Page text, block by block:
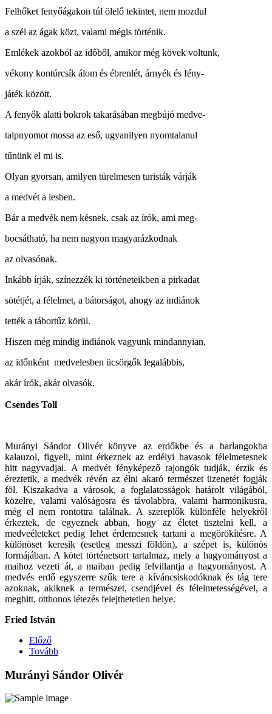
Felhőket fenyőágakon túl ölelő tekintet nem mozdul
a szél az ágak közt, valami mégis történik.
Emlékek azokból az időből, amikor még kövek voltunk,
vékony kontúrcsík álom és ébrenlét, árnyék és fény-
játék között.
A fenyők alatti bokrok takarásában megbújó medve-
talpnyomot mossa az eső, ugyanilyen nyomtalanul
tűnünk el mi is.
Olyan gyorsan, amilyen türelmesen turisták várják
a medvét a lesben.
Bár a medvék nem késnek, csak az írók, ami meg-
bocsátható, ha nem nagyon magyarázkodnak
az olvasónak.
Inkább írják, színezzék ki történeteikben a pirkadat
sötétjét, a félelmet, a bátorságot, ahogy az indiánok
tették a tábortűz körül.
Hiszen még mindig indiánok vagyunk mindannyian,
az időnként medvelesben ücsörgők legalábbis,
akár írók, akár olvasók.
Csendes Toll
Murányi Sándor Olivér könyve az erdőkbe és a barlangokba
kalauzol, figyeli, mint érkeznek az erdélyi havasok félelmetesnek
hitt nagyvadjai. A medvét fényképező rajongók tudják, érzik és
éreztetik, a medvék révén az élni akaró természet üzenetét fogják
föl. Kiszakadva a városok, a foglalatosságok határolt világából,
közelre, valami valóságosra és távolabbra, valami harmonikusra,
még el nem rontottra találnak. A szereplők különféle helyekről
érkeztek, de egyeznek abban, hogy az életet tisztelni kell, a
medveéleteket pedig lehet érdemesnek tartani a megörökítésre. A
különöset keresik (esetleg messzi földön), a szépet is, különös
formájában. A kötet történetsort tartalmaz, mely a hagyományost a
maihoz vezeti át, a maiban pedig felvillantja a hagyományost. A
medvés erdő egyszerre szűk tere a kíváncsiskodóknak és tág tere
azoknak, akiknek a természet, csendjével és félelmetességével, a
meghitt, otthonos létezés felejthetetlen helye.
Fried István
Előző
Tovább
Murányi Sándor Olivér